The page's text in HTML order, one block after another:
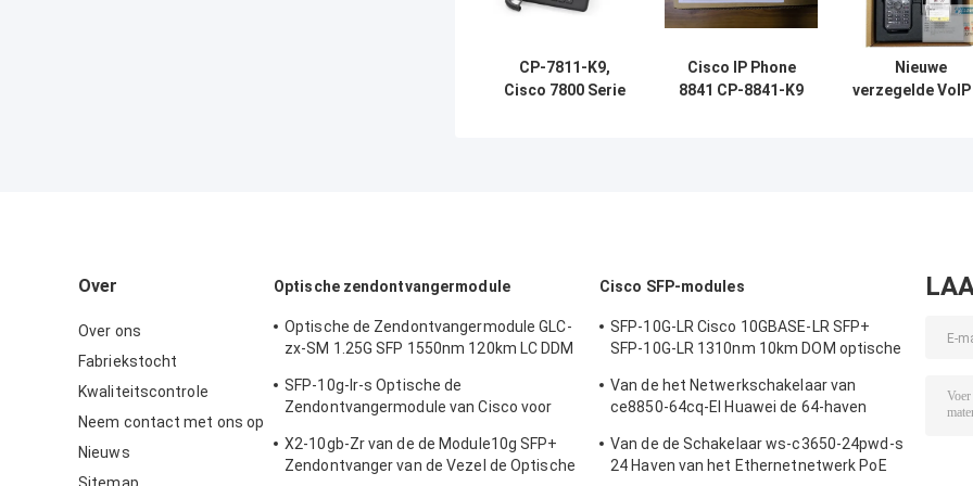
CP-7811-K9,
Cisco 7800 Serie
Cisco IP Phone
8841 CP-8841-K9
Nieuwe
verzegelde VoIP
Over
Over ons
Fabriekstocht
Kwaliteitscontrole
Neem contact met ons op
Nieuws
Optische zendontvangermodule
Optische de Zendontvangermodule GLC-
zx-SM 1.25G SFP 1550nm 120km LC DDM
SFP-10g-lr-s Optische de
Zendontvangermodule van Cisco voor
Bedradingskast
X2-10gb-Zr van de de Module10g SFP+
Zendontvanger van de Vezel de Optische
Cisco SFP-modules
SFP-10G-LR Cisco 10GBASE-LR SFP+
SFP-10G-LR 1310nm 10km DOM optische
Van de het Netwerkschakelaar van
ce8850-64cq-EI Huawei de 64-haven
Ventilator
Van de de Schakelaar ws-c3650-24pwd-s
24 Haven van het Ethernetnetwerk PoE